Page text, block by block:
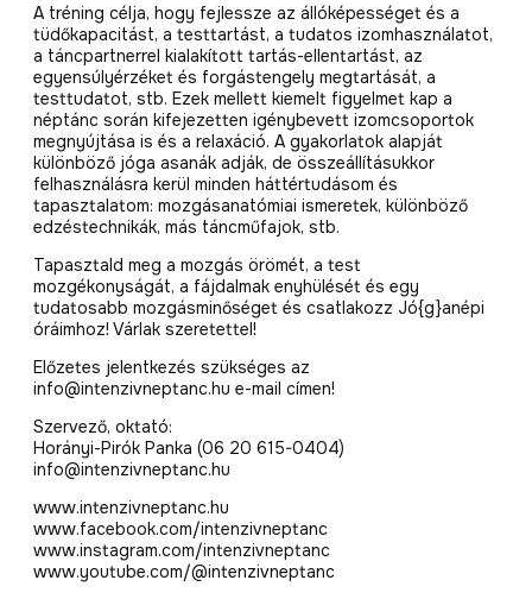
A tréning célja, hogy fejlessze az állóképességet és a
tüdőkapacitást, a testtartást, a tudatos izomhasználatot,
a táncpartnerrel kialakított tartás-ellentartást, az
egyensúlyérzéket és forgástengely megtartását, a
testtudatot, stb. Ezek mellett kiemelt figyelmet kap a
néptánc során kifejezetten igénybevett izomcsoportok
megnyújtása is és a relaxáció. A gyakorlatok alapját
különböző jóga asanák adják, de összeállításukkor
felhasználásra kerül minden háttértudásom és
tapasztalatom: mozgásanatómiai ismeretek, különböző
edzéstechnikák, más táncműfajok, stb.
Tapasztald meg a mozgás örömét, a test
mozgékonyságát, a fájdalmak enyhülését és egy
tudatosabb mozgásminőséget és csatlakozz Jó{g}anépi
óráimhoz! Várlak szeretettel!
Előzetes jelentkezés szükséges az
info@intenzivneptanc.hu e-mail címen!
Szervező, oktató:
Horányi-Pirók Panka (06 20 615-0404)
info@intenzivneptanc.hu
www.intenzivneptanc.hu
www.facebook.com/intenzivneptanc
www.instagram.com/intenzivneptanc
www.youtube.com/@intenzivneptanc